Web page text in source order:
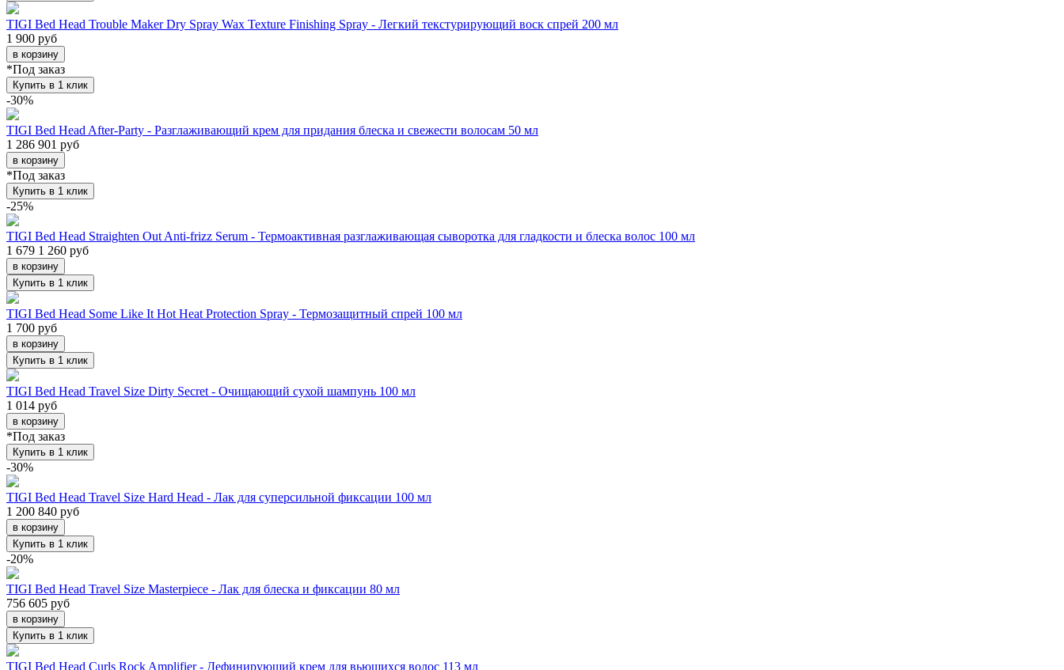
TIGI Bed Head Trouble Maker Dry Spray Wax Texture Finishing Spray - Легкий текстурирующий воск спрей 200 мл
1 900 руб
*Под заказ
Купить в 1 клик
-30%
TIGI Bed Head After-Party - Разглаживающий крем для придания блеска и свежести волосам 50 мл
1 286 901 руб
*Под заказ
Купить в 1 клик
-25%
TIGI Bed Head Straighten Out Anti-frizz Serum - Термоактивная разглаживающая сыворотка для гладкости и блеска волос 100 мл
1 679 1 260 руб
Купить в 1 клик
TIGI Bed Head Some Like It Hot Heat Protection Spray - Термозащитный спрей 100 мл
1 700 руб
Купить в 1 клик
TIGI Bed Head Travel Size Dirty Secret - Очищающий сухой шампунь 100 мл
1 014 руб
*Под заказ
Купить в 1 клик
-30%
TIGI Bed Head Travel Size Hard Head - Лак для суперсильной фиксации 100 мл
1 200 840 руб
Купить в 1 клик
-20%
TIGI Bed Head Travel Size Masterpiece - Лак для блеска и фиксации 80 мл
756 605 руб
Купить в 1 клик
TIGI Bed Head Curls Rock Amplifier - Дефинирующий крем для вьющихся волос 113 мл